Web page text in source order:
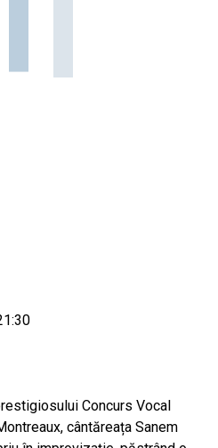
Concurs Vocal
cântăreața Sanem